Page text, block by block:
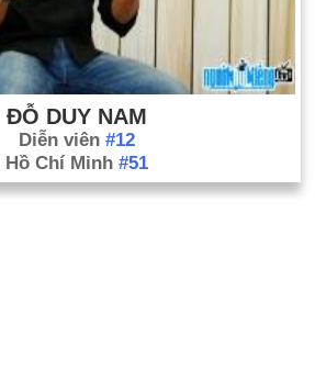
ĐỖ DUY NAM
Diễn viên #12
Hồ Chí Minh #51